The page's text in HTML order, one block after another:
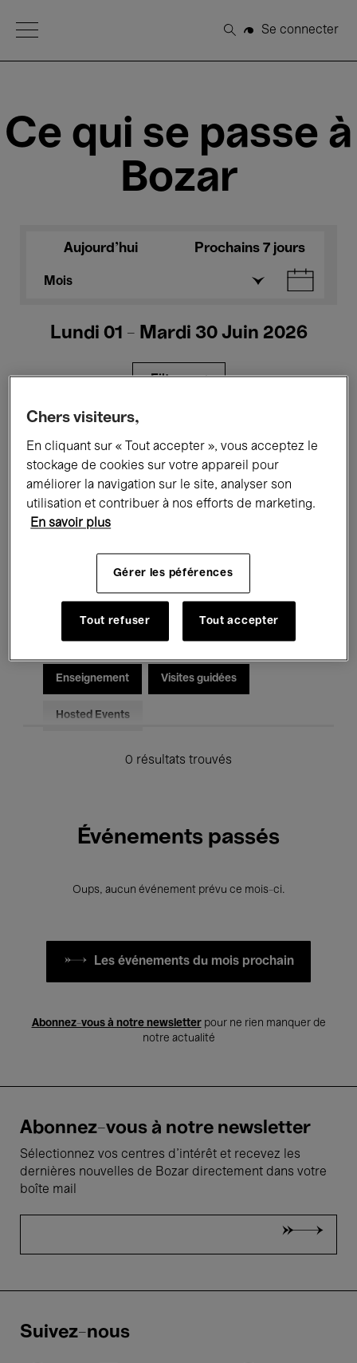
Open Menu
Rechercher
Se connecter
Ce qui se passe à
Bozar
Aujourd'hui Prochains 7 jours
Mois
Lundi 01 - Mardi 30 Juin 2026
Filtres
Expositions Films Performances
Rencontres & Débats Jazz
Musique électronique
Pour tous Kids’ Palace
Enseignement Visites guidées
Hosted Events
0 résultats trouvés
Événements passés
Oups, aucun événement prévu ce mois-ci.
Les événements du mois prochain
Abonnez-vous à notre newsletterpour ne rien manquer de
notre actualité
Abonnez-vous à notre newsletter
Sélectionnez vos centres d'intérêt et recevez les
dernières nouvelles de Bozar directement dans votre
boîte mail
Suivez-nous
Chers visiteurs,
En cliquant sur « Tout accepter », vous acceptez le
stockage de cookies sur votre appareil pour
améliorer la navigation sur le site, analyser son
utilisation et contribuer à nos efforts de marketing.
En savoir plus
Gérer les péférences
Tout refuser Tout accepter